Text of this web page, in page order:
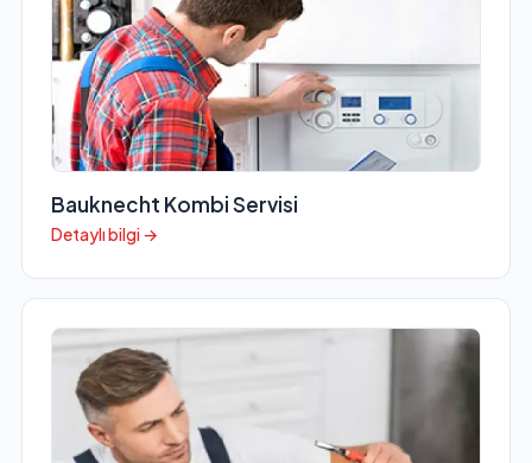
Bauknecht Kombi Servisi
Detaylı bilgi →